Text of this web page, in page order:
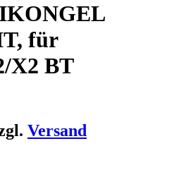
für
X2 BT
Versand